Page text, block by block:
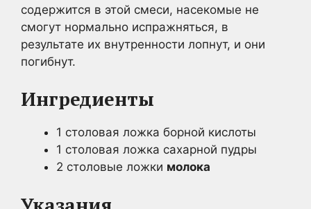
содержится в этой смеси, насекомые не
смогут нормально испражняться, в
результате их внутренности лопнут, и они
погибнут.
Ингредиенты
1 столовая ложка борной кислоты
1 столовая ложка сахарной пудры
2 столовые ложки молока